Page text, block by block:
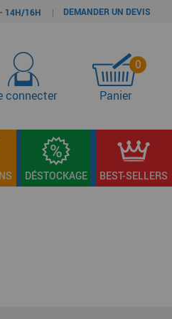
14H/16H | DEMANDER UN DEVIS
connecter
0
Panier
DÉSTOCKAGE BEST-SELLERS